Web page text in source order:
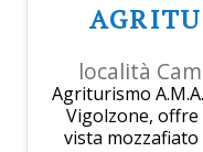
località
Agriturismo
Vigolzone, offre
vista